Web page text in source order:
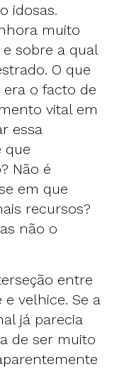
idosas.
muito
sobre a qual
O que
o facto de
vital em
essa
que
Não é
em que
recursos?
não o
entre
velhice. Se a
já parecia
de ser muito